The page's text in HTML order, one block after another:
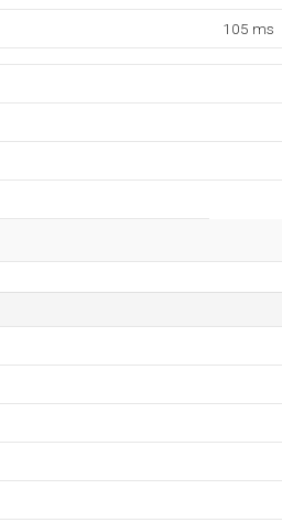
105 ms